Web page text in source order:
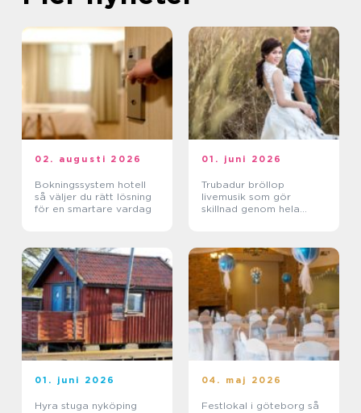
02. augusti 2026
Bokningssystem hotell
så väljer du rätt lösning
för en smartare vardag
01. juni 2026
Trubadur bröllop
livemusik som gör
skillnad genom hela
01. juni 2026
Hyra stuga nyköping
04. maj 2026
Festlokal i göteborg så